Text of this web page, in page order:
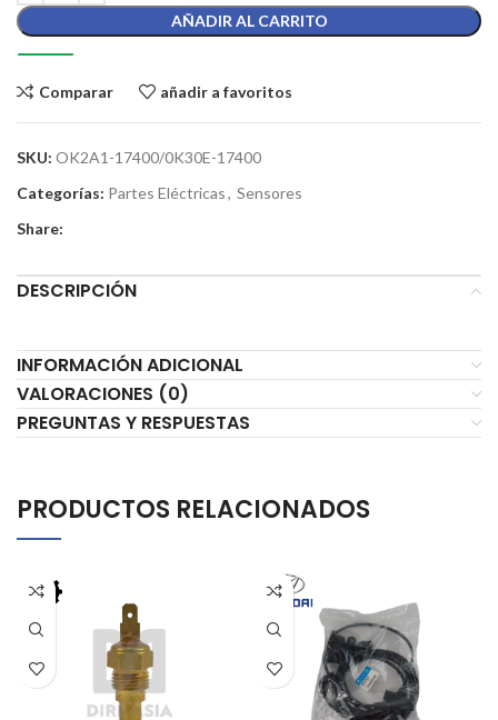
AÑADIR AL CARRITO
Comparar añadir a favoritos
SKU: OK2A1-17400/0K30E-17400
Categorías: Partes Eléctricas, Sensores
Share:
DESCRIPCIÓN
INFORMACIÓN ADICIONAL
VALORACIONES (0)
PREGUNTAS Y RESPUESTAS
PRODUCTOS RELACIONADOS